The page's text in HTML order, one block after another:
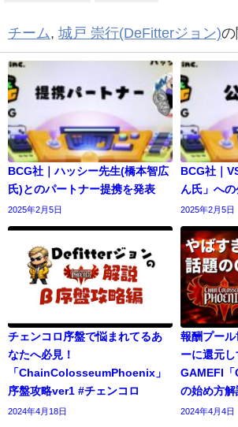
チーム, 城戸 崇行(DeFitterジョン)
BCG社｜ハッシー先生(橋本智広
氏)とのパートナー提携を発表
2025年2月5日
BCG社｜
ん氏」へ
2025年2月5日
チェンコロ序盤で悩まれてるあ
なたへ必見！
「ChainColosseumPhoenix」
序盤攻略ver1 #チェンコロ
2024年4月18日
報酬プー
ーに還元し
GAMEFI
の始め方解
2024年4月4日